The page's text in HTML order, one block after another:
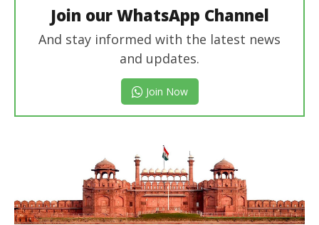
Join our WhatsApp Channel
And stay informed with the latest news
and updates.
Join Now